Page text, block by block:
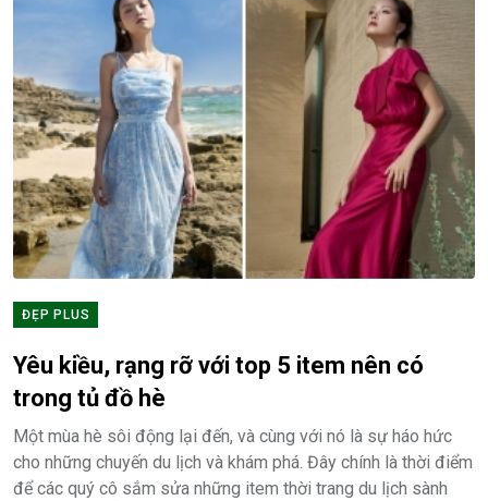
ĐẸP PLUS
Yêu kiều, rạng rỡ với top 5 item nên có
trong tủ đồ hè
Một mùa hè sôi động lại đến, và cùng với nó là sự háo hức
cho những chuyến du lịch và khám phá. Đây chính là thời điểm
để các quý cô sắm sửa những item thời trang du lịch sành